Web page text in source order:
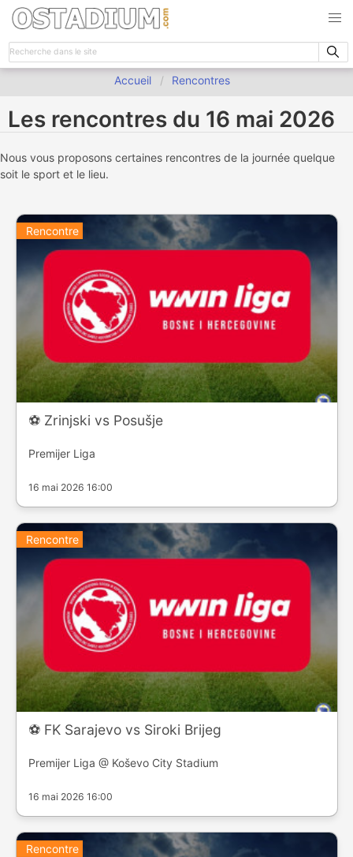
Accueil Rencontres
Les rencontres du 16 mai 2026
Nous vous proposons certaines rencontres de la journée quelque
soit le sport et le lieu.
Rencontre
⚽️ Zrinjski vs Posušje
Premijer Liga
16 mai 2026 16:00
Rencontre
⚽️ FK Sarajevo vs Siroki Brijeg
Premijer Liga @ Koševo City Stadium
16 mai 2026 16:00
Rencontre